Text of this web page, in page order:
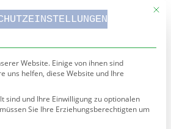
Mit
Website. Einige von ihnen sind
uns helfen, diese Website und Ihre
sind und Ihre Einwilligung zu optionalen
Sie Ihre Erziehungsberechtigten um